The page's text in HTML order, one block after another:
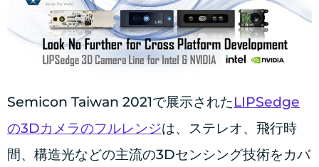
Semicon Taiwan 2021で展示されたLIPSedge
の3Dカメラのフルレンジは、ステレオ、飛行時
間、構造光などの主流の3Dセンシング技術をカバ